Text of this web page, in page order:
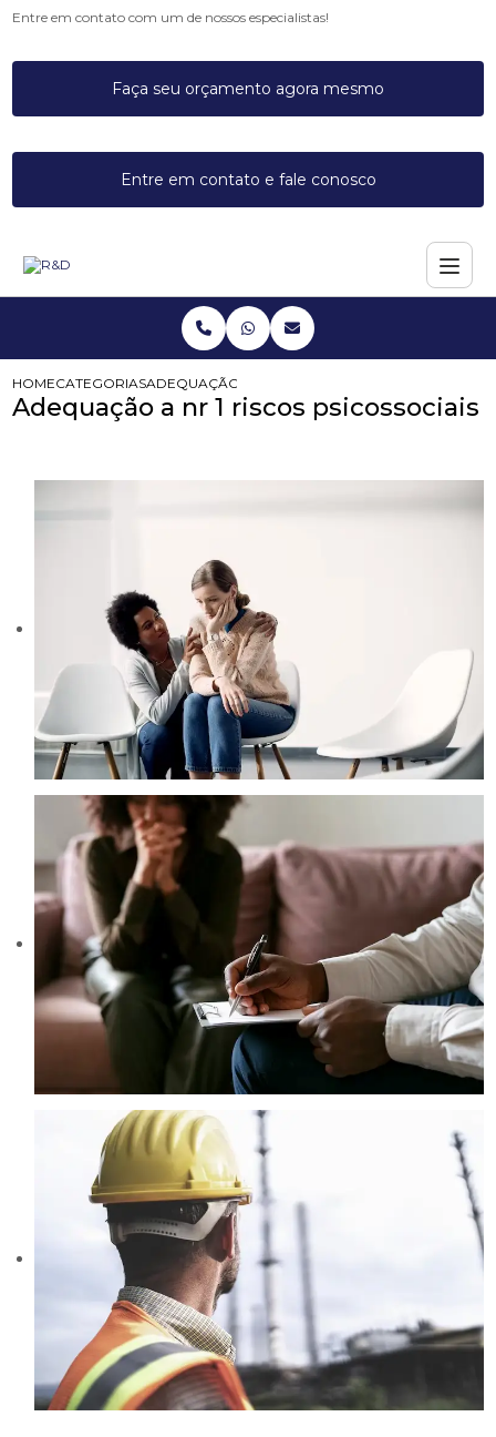
Entre em contato com um de nossos especialistas!
Faça seu orçamento agora mesmo
Entre em contato e fale conosco
HOMECATEGORIASADEQUAÇÃO A NR 1 RISCOS PSICOSSOCIAIS
Adequação a nr 1 riscos psicossociais